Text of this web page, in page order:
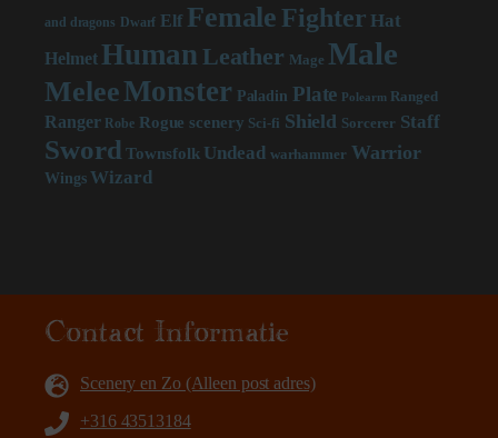
and dragons Dwarf Elf FemaleFighter Hat
Helmet HumanLeather Mage Male
MeleeMonster Paladin Plate Polearm Ranged
Ranger Robe Rogue scenery Sci-fi Shield Sorcerer Staff
Sword Townsfolk Undead warhammer Warrior
Wings Wizard
Contact Informatie
Scenery en Zo (Alleen post adres)
+316 43513184